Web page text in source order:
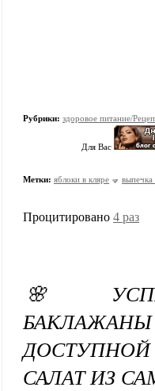
Рубрики: здоровое питание/
Для Вас
Метки: яблоки в кляре
Процитировано 4 раз
🌸
САЛАТ ИЗ